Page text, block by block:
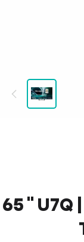
65 '' U7Q